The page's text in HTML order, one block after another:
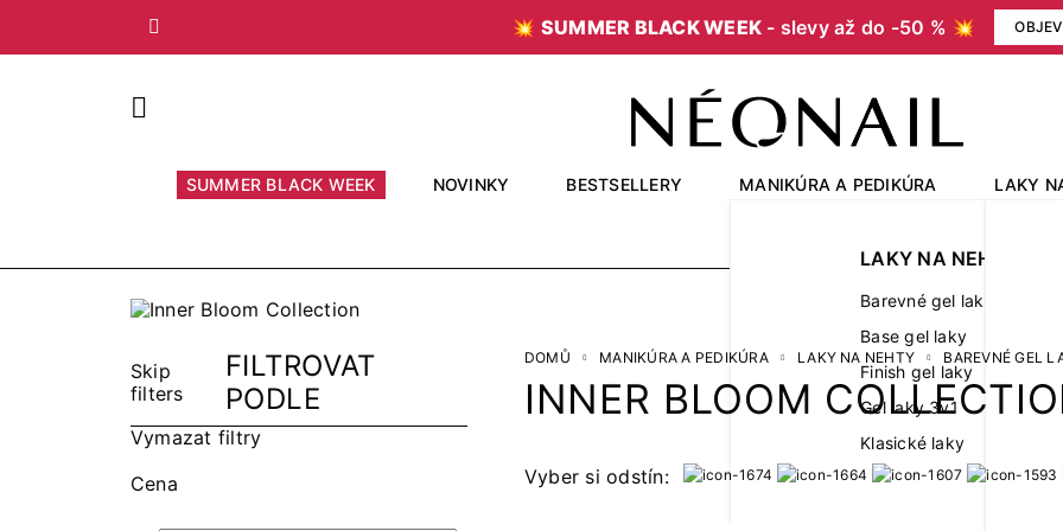
💥 SUMMER BLACK WEEK - slevy až do -50 % 💥 OBJEV
Předchozí
SUMMER BLACK WEEK NOVINKY BESTSELLERY MANIKÚRA A PEDIKÚRA
LAKY NA NEHTY
Barevné gel laky
Base gel laky
Finish gel laky
Gel laky 3v1
Klasické laky
LAKY
Skip
filters
FILTROVAT
PODLE
Vymazat filtry
Cena
DOMŮ MANIKÚRA A PEDIKÚRA LAKY NA NEHTY BAREVNÉ GEL
INNER BLOOM
Vyber si odstín: